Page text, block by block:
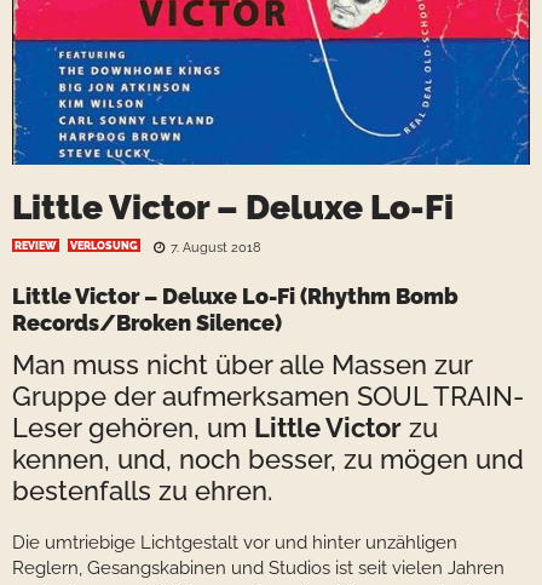
Little Victor – Deluxe Lo-Fi
REVIEW VERLOSUNG 7. August 2018
Little Victor– Deluxe Lo-Fi (Rhythm Bomb
Records/Broken Silence)
Man muss nicht über alle Massen zur
Gruppe der aufmerksamen SOUL TRAIN-
Leser gehören, um Little Victor zu
kennen, und, noch besser, zu mögen und
bestenfalls zu ehren.
Die umtriebige Lichtgestalt vor und hinter unzähligen
Reglern, Gesangskabinen und Studios ist seit vielen Jahren